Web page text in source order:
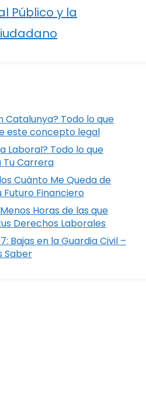
Público y la
Catalunya? Todo lo que
este concepto legal
Laboral? Todo lo que
Tu Carrera
Cuánto Me Queda de
Futuro Financiero
Horas de las que
Derechos Laborales
Bajas en la Guardia Civil –
Saber